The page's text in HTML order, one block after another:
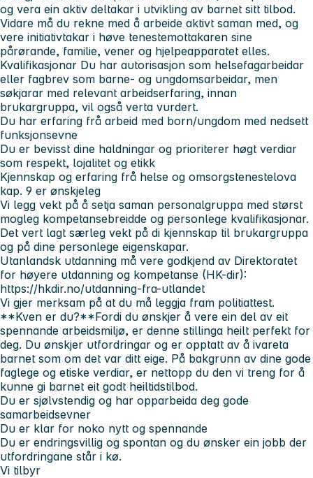
og vera ein aktiv deltakar i utvikling av barnet sitt tilbod.
Vidare må du rekne med å arbeide aktivt saman med, og
vere initiativtakar i høve tenestemottakaren sine
pårørande, familie, vener og hjelpeapparatet elles.
Kvalifikasjonar Du har autorisasjon som helsefagarbeidar
eller fagbrev som barne- og ungdomsarbeidar, men
søkjarar med relevant arbeidserfaring, innan
brukargruppa, vil også verta vurdert.
Du har erfaring frå arbeid med born/ungdom med nedsett
funksjonsevne
Du er bevisst dine haldningar og prioriterer høgt verdiar
som respekt, lojalitet og etikk
Kjennskap og erfaring frå helse og omsorgstenestelova
kap. 9 er ønskjeleg
Vi legg vekt på å setja saman personalgruppa med størst
mogleg kompetansebreidde og personlege kvalifikasjonar.
Det vert lagt særleg vekt på di kjennskap til brukargruppa
og på dine personlege eigenskapar.
Utanlandsk utdanning må vere godkjend av Direktoratet
for høyere utdanning og kompetanse (HK-dir):
https://hkdir.no/utdanning-fra-utlandet
Vi gjer merksam på at du må leggja fram politiattest.
**Kven er du?**Fordi du ønskjer å vere ein del av eit
spennande arbeidsmiljø, er denne stillinga heilt perfekt for
deg. Du ønskjer utfordringar og er opptatt av å ivareta
barnet som om det var ditt eige. På bakgrunn av dine gode
faglege og etiske verdiar, er nettopp du den vi treng for å
kunne gi barnet eit godt heiltidstilbod.
Du er sjølvstendig og har opparbeida deg gode
samarbeidsevner
Du er klar for noko nytt og spennande
Du er endringsvillig og spontan og du ønsker ein jobb der
utfordringane står i kø.
Vi tilbyr